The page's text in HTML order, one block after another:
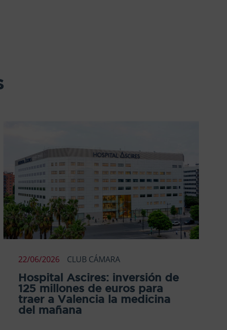
22/06/2026 CLUB CÁMARA
Hospital Ascires: inversión de
125 millones de euros para
traer a Valencia la medicina
del mañana